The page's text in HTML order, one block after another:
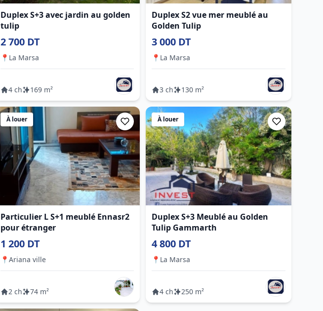
Duplex S+3 avec jardin au golden
tulip
2 700 DT
📍 La Marsa
4 ch 169 m²
Duplex S2 vue mer meublé au
Golden Tulip
3 000 DT
📍 La Marsa
3 ch 130 m²
À louer
Particulier L S+1 meublé Ennasr2
pour étranger
1 200 DT
📍 Ariana ville
2 ch 74 m²
À louer
Duplex S+3 Meublé au Golden
Tulip Gammarth
4 800 DT
📍 La Marsa
4 ch 250 m²